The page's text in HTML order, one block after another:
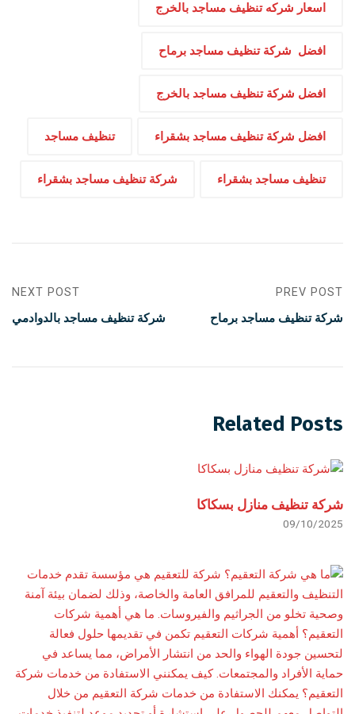
اسعار شركه تنظيف مساجد بالخرج
افضل شركة تنظيف مساجد برماح
افضل شركة تنظيف مساجد بالخرج
افضل شركة تنظيف مساجد بشقراء تنظيف مساجد
تنظيف مساجد بشقراء شركة تنظيف مساجد بشقراء
PREV POST
شركة تنظيف مساجد برماح
NEXT POST
شركة تنظيف مساجد بالدوادمي
Related Posts
شركة تنظيف منازل بسكاكا
09/10/2025